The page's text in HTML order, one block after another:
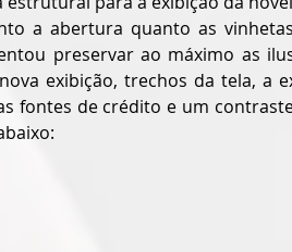
a abertura quanto as
preservar ao máximo as
exibição, trechos da tela, a
fontes de crédito e um